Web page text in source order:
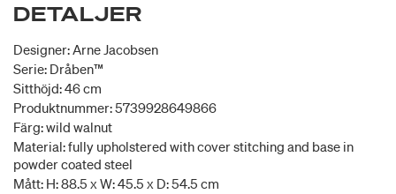
DETALJER
Designer: Arne Jacobsen
Serie: Dråben™
Sitthöjd: 46 cm
Produktnummer: 5739928649866
Färg: wild walnut
Material: fully upholstered with cover stitching and base in
powder coated steel
Mått: H: 88.5 x W: 45.5 x D: 54.5 cm